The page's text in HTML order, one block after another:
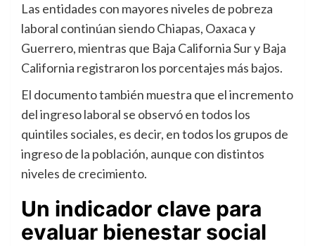
Las entidades con mayores niveles de pobreza
laboral continúan siendo Chiapas, Oaxaca y
Guerrero, mientras que Baja California Sur y Baja
California registraron los porcentajes más bajos.
El documento también muestra que el incremento
del ingreso laboral se observó en todos los
quintiles sociales, es decir, en todos los grupos de
ingreso de la población, aunque con distintos
niveles de crecimiento.
Un indicador clave para
evaluar bienestar social